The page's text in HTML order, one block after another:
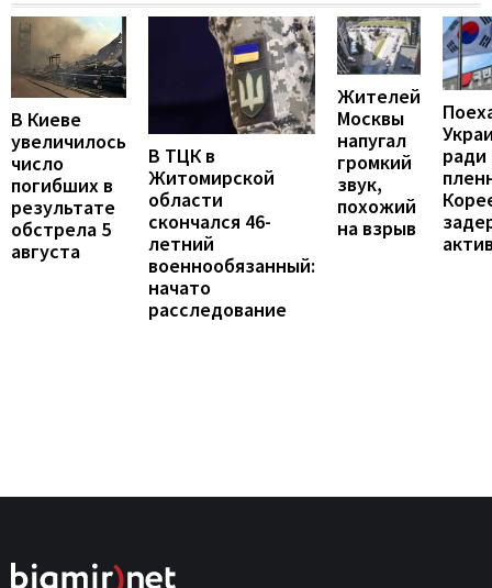
В Киеве
увеличилось
число
погибших в
результате
обстрела 5
августа
В ТЦК в
Житомирской
области
скончался 46-
летний
военнообязанный:
начато
расследование
Жителей
Москвы
напугал
громкий
звук,
похожий
на взрыв
ради